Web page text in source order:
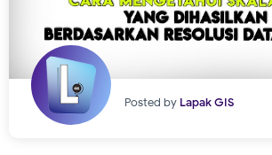
Posted by Lapak GIS